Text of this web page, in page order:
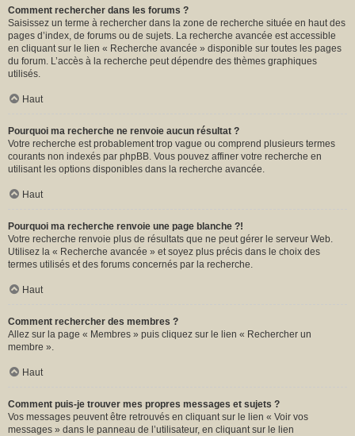
Comment rechercher dans les forums ?
Saisissez un terme à rechercher dans la zone de recherche située en haut des
pages d’index, de forums ou de sujets. La recherche avancée est accessible
en cliquant sur le lien « Recherche avancée » disponible sur toutes les pages
du forum. L’accès à la recherche peut dépendre des thèmes graphiques
utilisés.
Haut
Pourquoi ma recherche ne renvoie aucun résultat ?
Votre recherche est probablement trop vague ou comprend plusieurs termes
courants non indexés par phpBB. Vous pouvez affiner votre recherche en
utilisant les options disponibles dans la recherche avancée.
Haut
Pourquoi ma recherche renvoie une page blanche ?!
Votre recherche renvoie plus de résultats que ne peut gérer le serveur Web.
Utilisez la « Recherche avancée » et soyez plus précis dans le choix des
termes utilisés et des forums concernés par la recherche.
Haut
Comment rechercher des membres ?
Allez sur la page « Membres » puis cliquez sur le lien « Rechercher un
membre ».
Haut
Comment puis-je trouver mes propres messages et sujets ?
Vos messages peuvent être retrouvés en cliquant sur le lien « Voir vos
messages » dans le panneau de l’utilisateur, en cliquant sur le lien